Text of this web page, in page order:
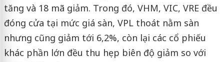
tăng và 18 mã giảm. Trong đó, VHM, VIC, VRE đều
đóng cửa tại mức giá sàn, VPL thoát nằm sàn
nhưng cũng giảm tới 6,2%, còn lại các cổ phiếu
khác phần lớn đều thu hẹp biên độ giảm so với